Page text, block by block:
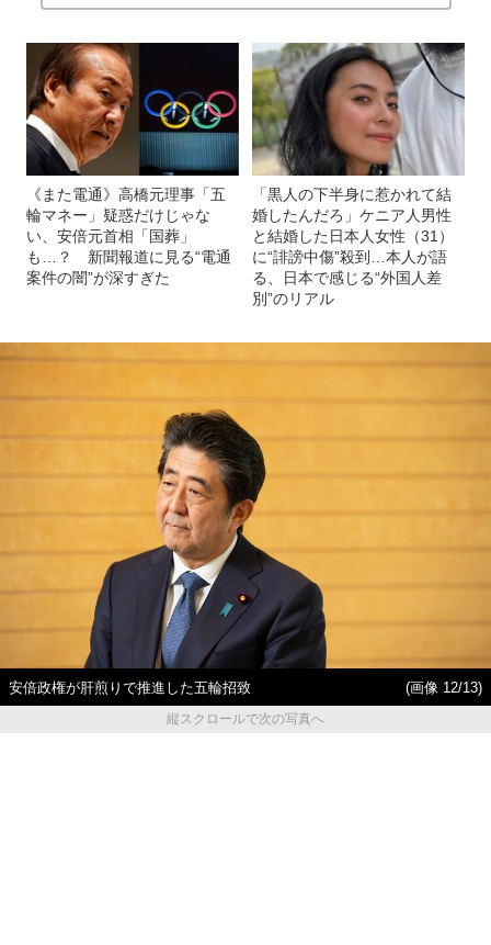
《また電通》高橋元理事「五
輪マネー」疑惑だけじゃな
い、安倍元首相「国葬」
も…？ 新聞報道に見る“電通
案件の闇”が深すぎた
「黒人の下半身に惹かれて結
婚したんだろ」ケニア人男性
と結婚した日本人女性（31）
に“誹謗中傷”殺到…本人が語
る、日本で感じる“外国人差
別”のリアル
安倍政権が肝煎りで推進した五輪招致
(画像 12/13)
縦スクロールで次の写真へ